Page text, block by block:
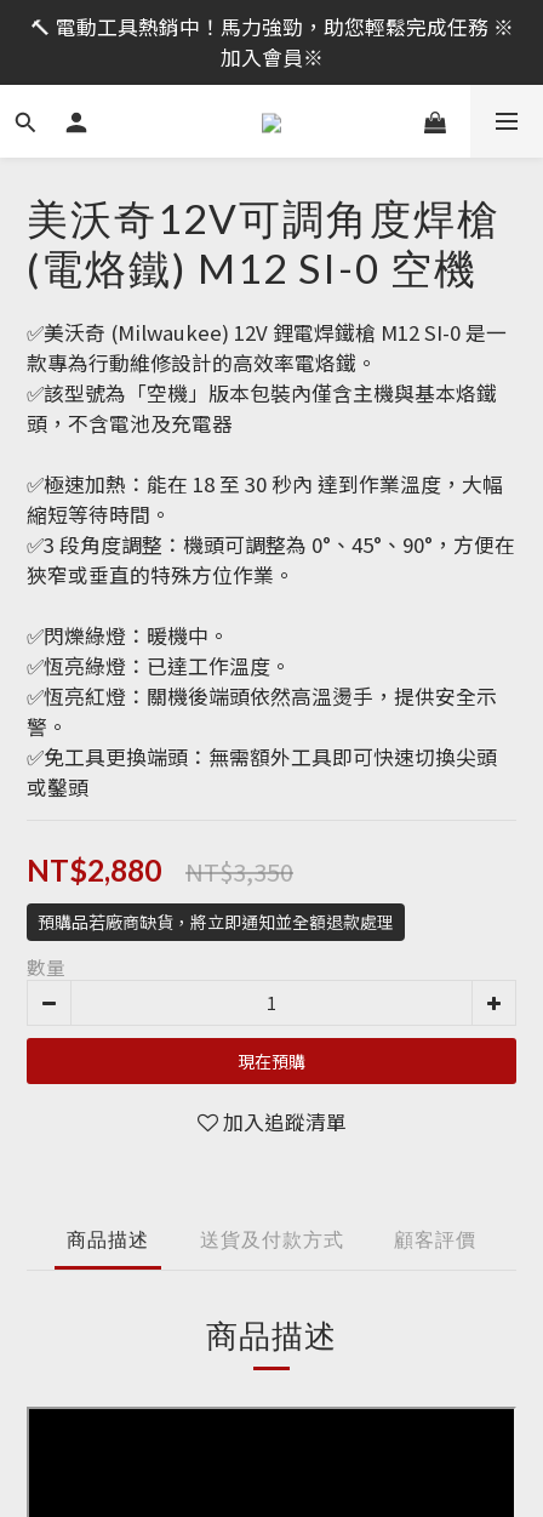
限時活動｜全館消費滿 NT$599 即享免運費，工具補貨
趁現在！立即逛活動商品
🔨 電動工具熱銷中！馬力強勁，助您輕鬆完成任務 ※
加入會員※
限時活動｜全館消費滿 NT$599 即享免運費，工具補貨
趁現在！立即逛活動商品
美沃奇12V可調角度焊槍
(電烙鐵) M12 SI-0 空機
✅美沃奇 (Milwaukee) 12V 鋰電焊鐵槍 M12 SI-0 是一
款專為行動維修設計的高效率電烙鐵。
✅該型號為「空機」版本包裝內僅含主機與基本烙鐵
頭，不含電池及充電器
✅極速加熱：能在 18 至 30 秒內 達到作業溫度，大幅
縮短等待時間。
✅3 段角度調整：機頭可調整為 0°、45°、90°，方便在
狹窄或垂直的特殊方位作業。
✅閃爍綠燈：暖機中。
✅恆亮綠燈：已達工作溫度。
✅恆亮紅燈：關機後端頭依然高溫燙手，提供安全示
警。
✅免工具更換端頭：無需額外工具即可快速切換尖頭
或鑿頭
NT$2,880 NT$3,350
預購品若廠商缺貨，將立即通知並全額退款處理
數量
現在預購
加入追蹤清單
商品描述 送貨及付款方式 顧客評價
商品描述